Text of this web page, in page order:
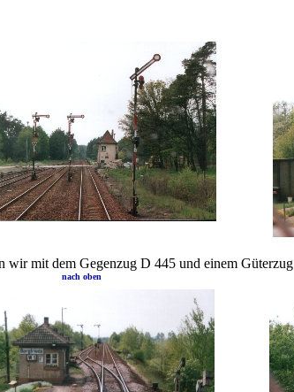
wir mit dem Gegenzug D 445 und einem Güterzug
nach oben